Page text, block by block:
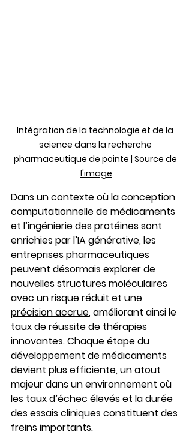
Intégration de la technologie et de la
science dans la recherche
pharmaceutique de pointe | Source de
l'image
Dans un contexte où la conception
computationnelle de médicaments
et l’ingénierie des protéines sont
enrichies par l’IA générative, les
entreprises pharmaceutiques
peuvent désormais explorer de
nouvelles structures moléculaires
avec un risque réduit et une
précision accrue, améliorant ainsi le
taux de réussite de thérapies
innovantes. Chaque étape du
développement de médicaments
devient plus efficiente, un atout
majeur dans un environnement où
les taux d’échec élevés et la durée
des essais cliniques constituent des
freins importants.